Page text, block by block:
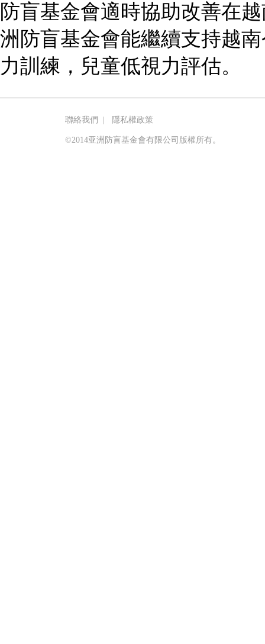
防盲基金會適時協助改善在
洲防盲基金會能繼續支持越
力訓練，兒童低視力評估。
聯絡我們 隱私權政策
©2014亚洲防盲基金會有限公司版權所有。